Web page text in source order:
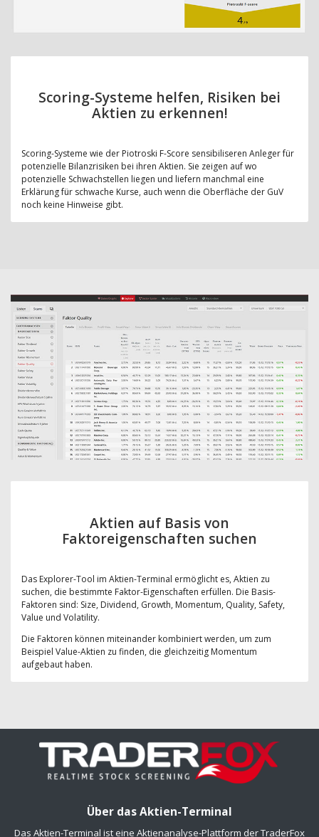
Scoring-Systeme helfen, Risiken bei
Aktien zu erkennen!
Scoring-Systeme wie der Piotroski F-Score sensibiliseren Anleger für
potenzielle Bilanzrisiken bei ihren Aktien. Sie zeigen auf wo
potenzielle Schwachstellen liegen und liefern manchmal eine
Erklärung für schwache Kurse, auch wenn die Oberfläche der GuV
noch keine Hinweise gibt.
Aktien auf Basis von
Faktoreigenschaften suchen
Das Explorer-Tool im Aktien-Terminal ermöglicht es, Aktien zu
suchen, die bestimmte Faktor-Eigenschaften erfüllen. Die Basis-
Faktoren sind: Size, Dividend, Growth, Momentum, Quality, Safety,
Value und Volatility.
Die Faktoren können miteinander kombiniert werden, um zum
Beispiel Value-Aktien zu finden, die gleichzeitig Momentum
aufgebaut haben.
Über das Aktien-Terminal
Das Aktien-Terminal ist eine Aktienanalyse-Plattform der TraderFox